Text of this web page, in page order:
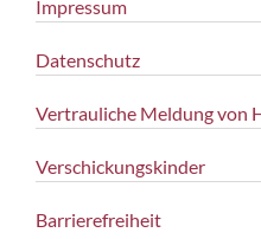
Impressum
Datenschutz
Vertrauliche Meldung von
Verschickungskinder
Barrierefreiheit